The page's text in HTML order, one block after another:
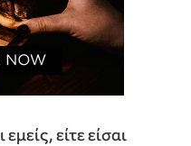
είτε είσαι